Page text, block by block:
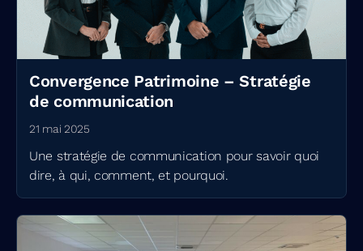
Convergence Patrimoine – Stratégie
de communication
21 mai 2025
Une stratégie de communication pour savoir quoi
dire, à qui, comment, et pourquoi.